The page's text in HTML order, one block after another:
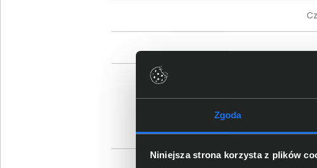
Zgoda
Niniejsza strona korzysta z plików